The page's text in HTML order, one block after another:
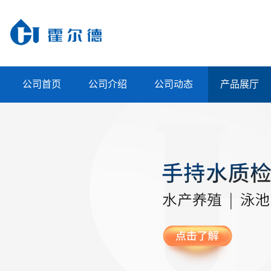
公司首页 公司介绍 公司动态 产品展厅